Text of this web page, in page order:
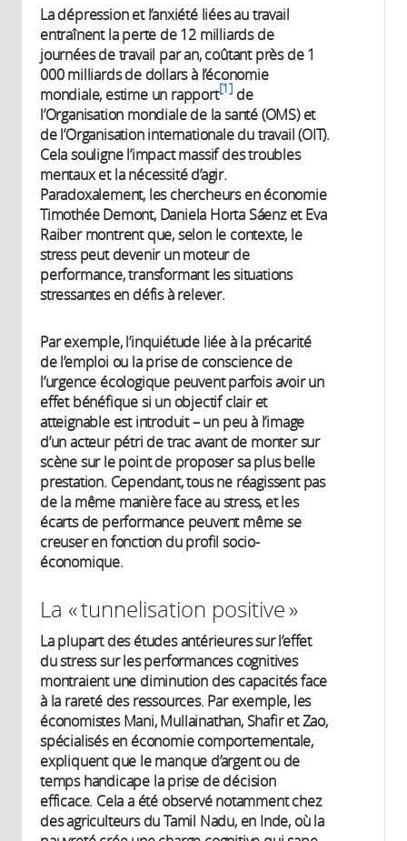
La dépression et l’anxiété liées au travail
entraînent la perte de 12 milliards de
journées de travail par an, coûtant près de 1
000 milliards de dollars à l’économie
mondiale, estime un rapport 1 de
l’Organisation mondiale de la santé (OMS) et
de l’Organisation internationale du travail (OIT).
Cela souligne l’impact massif des troubles
mentaux et la nécessité d’agir.
Paradoxalement, les chercheurs en économie
Timothée Demont, Daniela Horta Sáenz et Eva
Raiber montrent que, selon le contexte, le
stress peut devenir un moteur de
performance, transformant les situations
stressantes en défis à relever.
Par exemple, l’inquiétude liée à la précarité
de l’emploi ou la prise de conscience de
l’urgence écologique peuvent parfois avoir un
effet bénéfique si un objectif clair et
atteignable est introduit – un peu à l’image
d’un acteur pétri de trac avant de monter sur
scène sur le point de proposer sa plus belle
prestation. Cependant, tous ne réagissent pas
de la même manière face au stress, et les
écarts de performance peuvent même se
creuser en fonction du profil socio-
économique.
La « tunnelisation positive »
La plupart des études antérieures sur l’effet
du stress sur les performances cognitives
montraient une diminution des capacités face
à la rareté des ressources. Par exemple, les
économistes Mani, Mullainathan, Shafir et Zao,
spécialisés en économie comportementale,
expliquent que le manque d’argent ou de
temps handicape la prise de décision
efficace. Cela a été observé notamment chez
des agriculteurs du Tamil Nadu, en Inde, où la